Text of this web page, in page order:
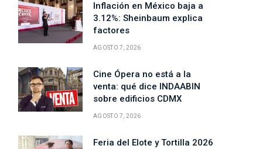
Inflación en México baja a
3.12%: Sheinbaum explica
factores
AGOSTO 7, 2026
Cine Ópera no está a la
venta: qué dice INDAABIN
sobre edificios CDMX
AGOSTO 7, 2026
Feria del Elote y Tortilla 2026